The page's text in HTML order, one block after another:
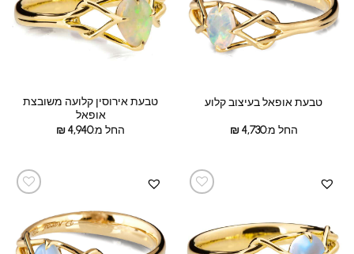
טבעת אופאל בעיצוב קלוע
החל מ: ₪4,730
טבעת אירוסין קלועה משובצת
אופאל
החל מ:
₪4,940